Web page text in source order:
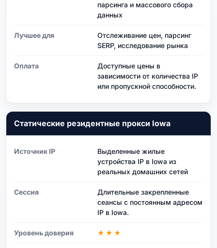
парсинга и массового сбора
данных
Лучшее для
Отслеживание цен, парсинг
SERP, исследование рынка
Оплата
Доступные цены в
зависимости от количества IP
или пропускной способности.
Статические резидентные прокси Iowa
Источник IP
Выделенные жилые
устройства IP в Iowa из
реальных домашних сетей
Сессия
Длительные закрепленные
сеансы с постоянным адресом
IP в Iowa.
Уровень доверия ★★★